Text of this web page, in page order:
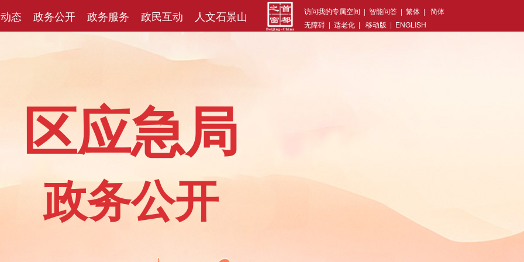
态 政务公开 政务服务 政民互动 人文石景山 访问我的专属空间 | 智能问答 | 繁体 | 简体
无障碍 | 适老化 | 移动版 | ENGLISH
区应急局
政务公开